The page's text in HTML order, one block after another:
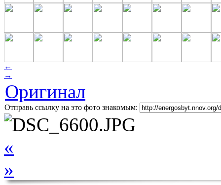
←
→
Оригинал
Отправь ссылку на это фото знакомым:
«
»